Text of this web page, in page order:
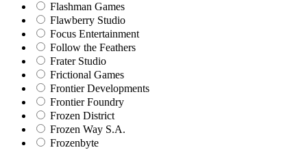
Flashman Games
Flawberry Studio
Focus Entertainment
Follow the Feathers
Frater Studio
Frictional Games
Frontier Developments
Frontier Foundry
Frozen District
Frozen Way S.A.
Frozenbyte